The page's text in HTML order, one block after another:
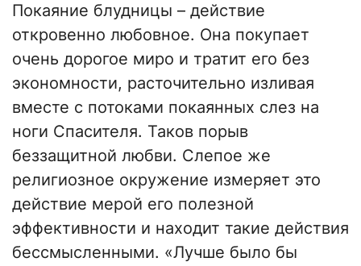
Покаяние блудницы – действие
откровенно любовное. Она покупает
очень дорогое миро и тратит его без
экономности, расточительно изливая
вместе с потоками покаянных слез на
ноги Спасителя. Таков порыв
беззащитной любви. Слепое же
религиозное окружение измеряет это
действие мерой его полезной
эффективности и находит такие действия
бессмысленными. «Лучше было бы